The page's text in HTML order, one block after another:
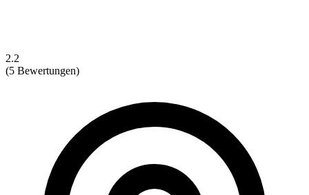
2.2
(5 Bewertungen)